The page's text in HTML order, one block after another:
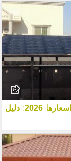
أفضل أنواع القرميد في حي السنابل بجدة واسعارها 2026: دليل